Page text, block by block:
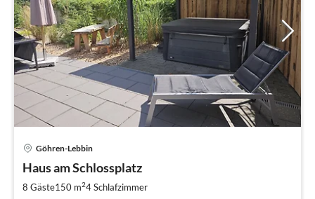
Göhren-Lebbin
Haus am Schlossplatz
8 Gäste150 m24Schlafzimmer